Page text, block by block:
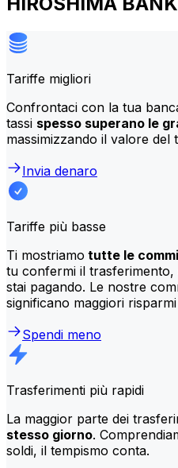
Tariffe migliori
Confrontaci con la tua
tassi spesso superano le
massimizzando il valore del
Invia denaro
Tariffe più basse
Ti mostriamo tutte le
tu confermi il trasferimento,
stai pagando. Le nostre
significano maggiori
Spendi meno
Trasferimenti più rapidi
La maggior parte dei
stesso giorno.
soldi, il tempismo conta.